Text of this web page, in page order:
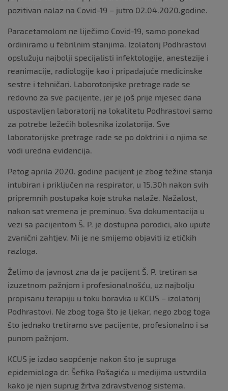
pozitivan nalaz na Covid-19 – jutro 02.04.2020.godine.
Paracetamolom ne liječimo Covid-19, samo ponekad
ordiniramo u febrilnim stanjima. Izolatorij Podhrastovi
opslužuju najbolji specijalisti infektologije, anestezije i
reanimacije, radiologije kao i pripadajuće medicinske
sestre i tehničari. Laborotorijske pretrage rade se
redovno za sve pacijente, jer je još prije mjesec dana
uspostavljen laboratorij na lokalitetu Podhrastovi samo
za potrebe ležećih bolesnika izolatorija. Sve
laboratorijske pretrage rade se po doktrini i o njima se
vodi uredna evidencija.
Petog aprila 2020. godine pacijent je zbog težine stanja
intubiran i priključen na respirator, u 15.30h nakon svih
pripremnih postupaka koje struka nalaže. Nažalost,
nakon sat vremena je preminuo. Sva dokumentacija u
vezi sa pacijentom Š. P. je dostupna porodici, ako upute
zvanični zahtjev. Mi je ne smijemo objaviti iz etičkih
razloga.
Želimo da javnost zna da je pacijent Š. P. tretiran sa
izuzetnom pažnjom i profesionalnošću, uz najbolju
propisanu terapiju u toku boravka u KCUS – izolatorij
Podhrastovi. Ne zbog toga što je ljekar, nego zbog toga
što jednako tretiramo sve pacijente, profesionalno i sa
punom pažnjom.
KCUS je izdao saopćenje nakon što je supruga
epidemiologa dr. Šefika Pašagića u medijima ustvrdila
kako je njen suprug žrtva zdravstvenog sistema.